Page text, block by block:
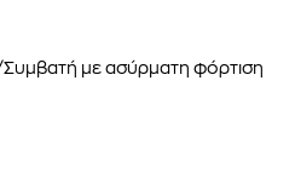
με ασύρματη φόρτιση